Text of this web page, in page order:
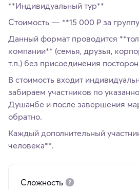
**Индивидуальный тур**
Стоимость — **15 000 ₽ за группу
Данный формат проводится
компании** (семья, друзья,
т.п.) без присоединения
В стоимость входит
забираем участников по
Душанбе и после завершения
обратно.
Каждый дополнительный
человека**.
Сложность